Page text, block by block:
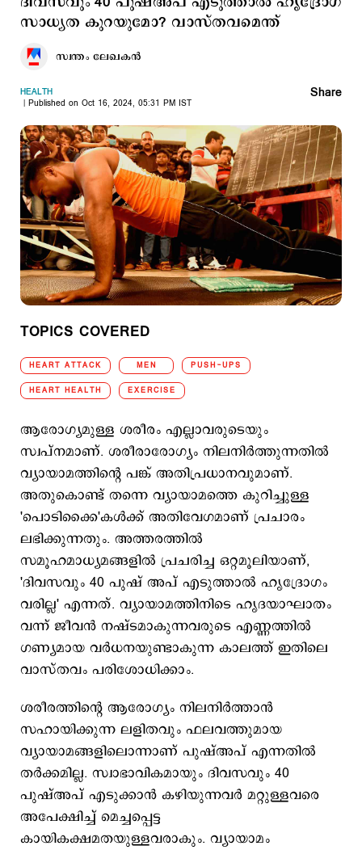
സാധ്യത കുറയുമോ? വാസ്തവമെന്ത്
സ്വന്തം ലേഖകൻ
HEALTH
Published on Oct 16, 2024, 05:31 PM IST
Share
TOPICS COVERED
HEART ATTACK MEN PUSH-UPS
HEART HEALTH EXERCISE
ആരോഗ്യമുള്ള ശരീരം എല്ലാവരുടെയും
സ്വപ്നമാണ്. ശരീരാരോഗ്യം നിലനിര്‍ത്തുന്നതില്‍
വ്യായാമത്തിന്‍റെ പങ്ക് അതിപ്രധാനവുമാണ്.
അതുകൊണ്ട് തന്നെ വ്യായാമത്തെ കുറിച്ചുള്ള
'പൊടിക്കൈ'കള്‍ക്ക് അതിവേഗമാണ് പ്രചാരം
ലഭിക്കുന്നതും. അത്തരത്തില്‍
സമൂഹമാധ്യമങ്ങളില്‍ പ്രചരിച്ച ഒറ്റമൂലിയാണ്,
'ദിവസവും 40 പുഷ് അപ് എടുത്താല്‍ ഹൃദ്രോഗം
വരില്ല' എന്നത്. വ്യായാമത്തിനിടെ ഹൃദയാഘാതം
വന്ന് ജീവന്‍ നഷ്ടമാകുന്നവരുടെ എണ്ണത്തില്‍
ഗണ്യമായ വര്‍ധനയുണ്ടാകുന്ന കാലത്ത് ഇതിലെ
വാസ്തവം പരിശോധിക്കാം.
ശരീരത്തിന്‍റെ ആരോഗ്യം നിലനിര്‍ത്താന്‍
സഹായിക്കുന്ന ലളിതവും ഫലവത്തുമായ
വ്യായാമങ്ങളിലൊന്നാണ് പുഷ്അപ് എന്നതില്‍
തര്‍ക്കമില്ല. സ്വാഭാവികമായും ദിവസവും 40
പുഷ്അപ് എടുക്കാന്‍ കഴിയുന്നവര്‍ മറ്റുള്ളവരെ
അപേക്ഷിച്ച് മെച്ചപ്പെട്ട
കായികക്ഷമതയുള്ളവരാകും. വ്യായാമം